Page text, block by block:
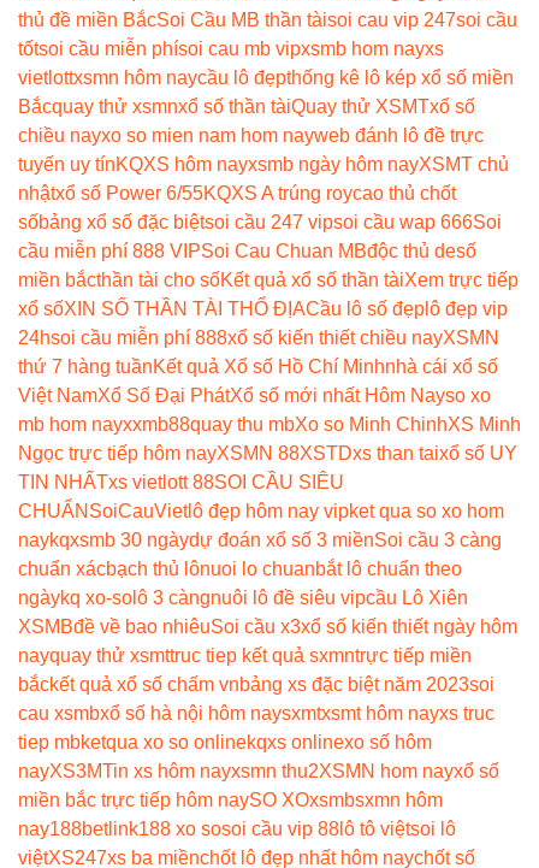
thủ đề miền BắcSoi Cầu MB thần tàisoi cau vip 247soi cầu
tốtsoi cầu miễn phísoi cau mb vipxsmb hom nayxs
vietlottxsmn hôm naycầu lô đẹpthống kê lô kép xổ số miền
Bắcquay thử xsmnxổ số thần tàiQuay thử XSMTxổ số
chiều nayxo so mien nam hom nayweb đánh lô đề trực
tuyến uy tínKQXS hôm nayxsmb ngày hôm nayXSMT chủ
nhậtxổ số Power 6/55KQXS A trúng roycao thủ chốt
sốbảng xổ số đặc biệtsoi cầu 247 vipsoi cầu wap 666Soi
cầu miễn phí 888 VIPSoi Cau Chuan MBđộc thủ desố
miền bắcthần tài cho sốKết quả xổ số thần tàiXem trực tiếp
xổ sốXIN SỐ THẦN TÀI THỔ ĐỊACầu lô số đẹp lô đẹp vip
24hsoi cầu miễn phí 888xổ số kiến thiết chiều nayXSMN
thứ 7 hàng tuầnKết quả Xổ số Hồ Chí Minhnhà cái xổ số
Việt NamXổ Số Đại PhátXổ số mới nhất Hôm Nayso xo
mb hom nayxxmb88quay thu mbXo so Minh ChinhXS Minh
Ngọc trực tiếp hôm nayXSMN 88XSTDxs than taixổ số UY
TIN NHẤTxs vietlott 88SOI CẦU SIÊU
CHUẨN SoiCauVietlô đẹp hôm nay vipket qua so xo hom
naykqxsmb 30 ngàydự đoán xổ số 3 miềnSoi cầu 3 càng
chuẩn xácbạch thủ lônuoi lo chuanbắt lô chuẩn theo
ngàykq xo-so lô 3 càngnuôi lô đề siêu vipcầu Lô Xiên
XSMBđề về bao nhiêuSoi cầu x3xổ số kiến thiết ngày hôm
nayquay thử xsmttruc tiep kết quả sxmntrực tiếp miền
bắckết quả xổ số chấm vnbảng xs đặc biệt năm 2023soi
cau xsmbxổ số hà nội hôm naysxmtxsmt hôm nayxs truc
tiep mbketqua xo so onlinekqxs onlinexo số hôm
nayXS3MTin xs hôm nayxsmn thu2XSMN hom nayxổ số
miền bắc trực tiếp hôm naySO XOxsmbsxmn hôm
nay188betlink188 xo sosoi cầu vip 88 lô tô việtsoi lô
việtXS247xs ba miềnchốt lô đẹp nhất hôm naychốt số